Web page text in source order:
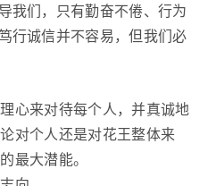
我们，只有勤奋不倦、行为
行诚信并不容易，但我们必
心来对待每个人，并真诚地
对个人还是对花王整体来
最大潜能。